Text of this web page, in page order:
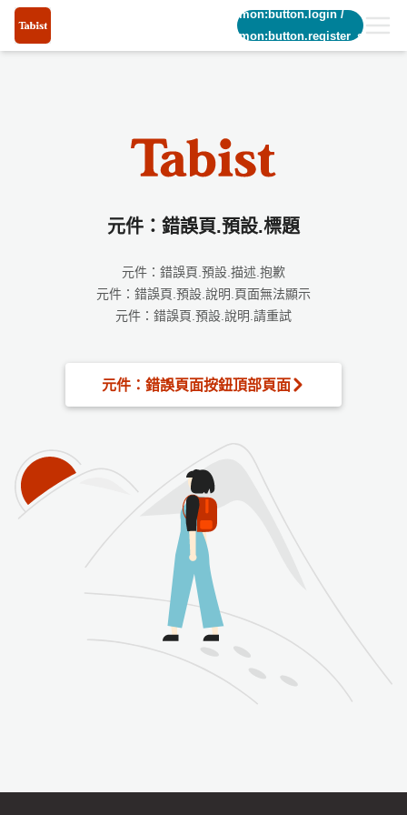
common:button.login/
common:button.register_short
元件：錯誤頁.預設.標題
元件：錯誤頁.預設.描述.抱歉
元件：錯誤頁.預設.說明.頁面無法顯示
元件：錯誤頁.預設.說明.請重試
元件：錯誤頁面按鈕頂部頁面